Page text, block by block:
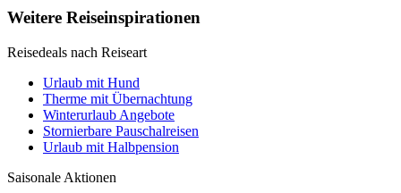
Weitere Reiseinspirationen
Reisedeals nach Reiseart
Urlaub mit Hund
Therme mit Übernachtung
Winterurlaub Angebote
Stornierbare Pauschalreisen
Urlaub mit Halbpension
Saisonale Aktionen